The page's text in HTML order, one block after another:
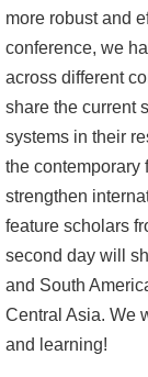
研
究
消
息
公
告
國
際
化
高
more robust and
conference, we
across different
share the current
systems in their
the contemporary
strengthen
feature scholars
second day will
and South
Central Asia. We
and learning!